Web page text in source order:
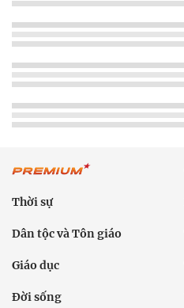
Thời sự
Dân tộc và Tôn giáo
Giáo dục
Đời sống